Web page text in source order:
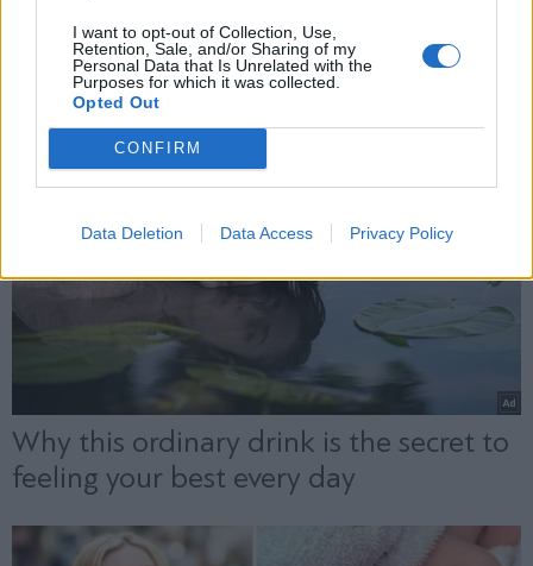
I want to opt-out of Collection, Use,
Retention, Sale, and/or Sharing of my
Personal Data that Is Unrelated with the
Purposes for which it was collected.
Opted Out
CONFIRM
Data Deletion Data Access Privacy Policy
X